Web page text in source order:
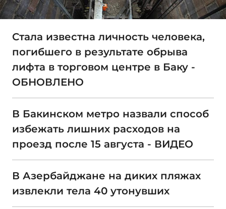
Стала известна личность человека,
погибшего в результате обрыва
лифта в торговом центре в Баку -
ОБНОВЛЕНО
В Бакинском метро назвали способ
избежать лишних расходов на
проезд после 15 августа - ВИДЕО
В Азербайджане на диких пляжах
извлекли тела 40 утонувших